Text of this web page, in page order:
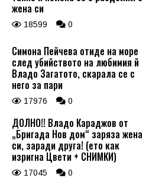
жена си
18599 0
Симона Пейчева отиде на море
след убийството на любимия й
Владо Загатото, скарала се с
него за пари
17976 0
ДОЛНО!! Владо Караджов от
„Бригада Нов дом“ заряза жена
си, заради друга! (ето как
изригна Цвети + СНИМКИ)
17045 0